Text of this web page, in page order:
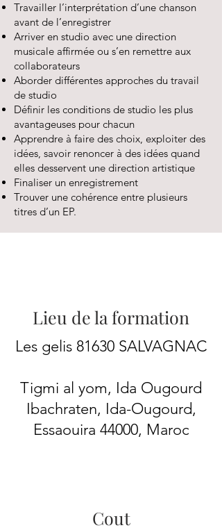
Travailler l’interprétation d’une chanson
avant de l’enregistrer
Arriver en studio avec une direction
musicale affirmée ou s’en remettre aux
collaborateurs
Aborder différentes approches du travail
de studio
Définir les conditions de studio les plus
avantageuses pour chacun
Apprendre à faire des choix, exploiter des
idées, savoir renoncer à des idées quand
elles desservent une direction artistique
Finaliser un enregistrement
Trouver une cohérence entre plusieurs
titres d’un EP.
Lieu de la formation
Les gelis 81630 SALVAGNAC
Tigmi al yom, Ida Ougourd
Ibachraten, Ida-Ougourd,
Essaouira 44000, Maroc
Cout